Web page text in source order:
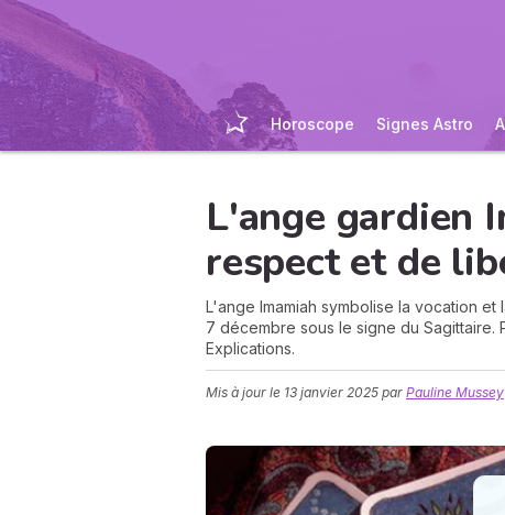
Horoscope Signes Astro
L'ange gardien
respect et de
L'ange Imamiah symbolise la vocation
7 décembre sous le signe du
Explications.
Mis à jour le 13 janvier 2025 par Pauline Mussey